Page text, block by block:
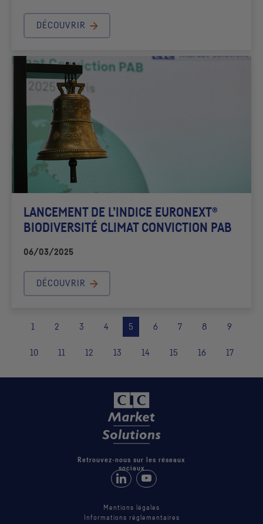
DÉCOUVRIR
LANCEMENT DE L’INDICE EURONEXT®
BIODIVERSITÉ CLIMAT CONVICTION PAB
06/03/2025
DÉCOUVRIR
1 2 3 4 5 6 7 8 9
10 11 12 13 14 15 16 17
Retrouvez-nous sur les réseaux
sociaux
Retrouvez-nous sur LinkedIn
Suivez-nous sur Youtube
Mentions légales
Informations réglementaires